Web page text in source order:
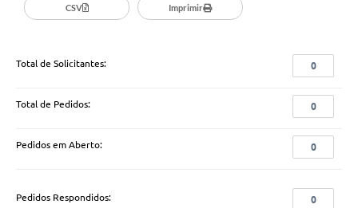
CSV Imprimir
Total de Solicitantes: 0
Total de Pedidos: 0
Pedidos em Aberto: 0
Pedidos Respondidos: 0